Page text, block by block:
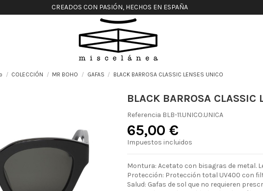
CREADOS CON PASIÓN, HECHOS EN ESPAÑA
COLECCIÓN MR BOHO GAFAS BLACK BARROSA CLASSIC LENSES UNICO
BLACK BARROSA CLASSIC
Referencia BLB-11.UNICO.UNICA
65,00 €
Impuestos incluidos
Montura: Acetato con bisagras de metal.
Protección: Protección total UV400 con
Salud: Gafas de sol que no requieren